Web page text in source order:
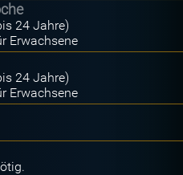
24 Jahre)
Erwachsene
24 Jahre)
Erwachsene